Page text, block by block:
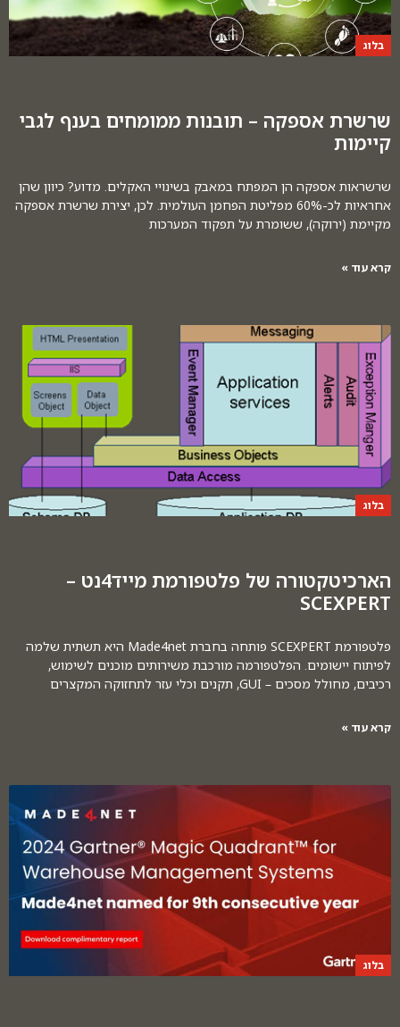
בלוג
שרשרת אספקה – תובנות ממומחים בענף לגבי
קיימות
שרשראות אספקה הן המפתח במאבק בשינויי האקלים. מדוע? כיוון שהן
אחראיות לכ-60% מפליטת הפחמן העולמית. לכן, יצירת שרשרת אספקה
מקיימת (ירוקה), ששומרת על תפקוד המערכות
קרא עוד »
בלוג
הארכיטקטורה של פלטפורמת מייד4נט –
SCEXPERT
פלטפורמת SCEXPERT פותחה בחברת Made4net היא תשתית שלמה
לפיתוח יישומים. הפלטפורמה מורכבת משירותים מוכנים לשימוש,
רכיבים, מחולל מסכים – GUI, תקנים וכלי עזר לתחזוקה המקצרים
קרא עוד »
בלוג